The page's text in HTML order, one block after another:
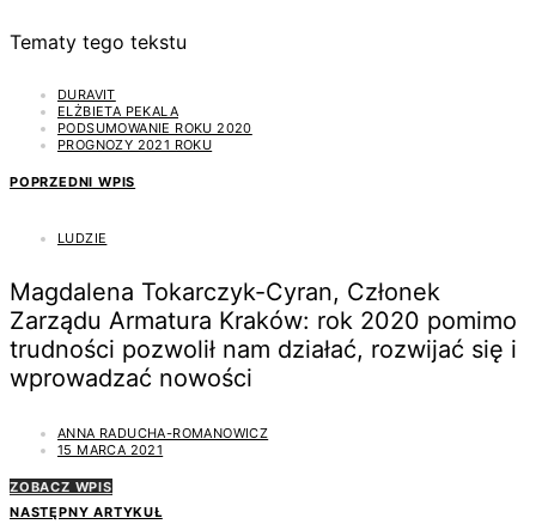
Tematy tego tekstu
DURAVIT
ELŻBIETA PEKALA
PODSUMOWANIE ROKU 2020
PROGNOZY 2021 ROKU
POPRZEDNI WPIS
LUDZIE
Magdalena Tokarczyk-Cyran, Członek
Zarządu Armatura Kraków: rok 2020 pomimo
trudności pozwolił nam działać, rozwijać się i
wprowadzać nowości
ANNA RADUCHA-ROMANOWICZ
15 MARCA 2021
ZOBACZ WPIS
NASTĘPNY ARTYKUŁ